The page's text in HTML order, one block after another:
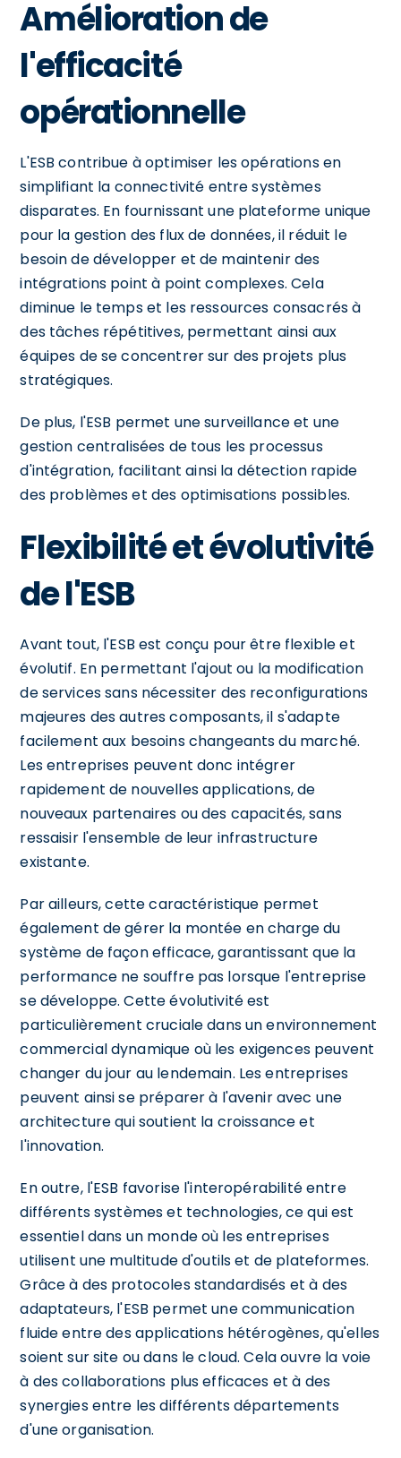
Amélioration de
l'efficacité
opérationnelle
L'ESB contribue à optimiser les opérations en
simplifiant la connectivité entre systèmes
disparates. En fournissant une plateforme unique
pour la gestion des flux de données, il réduit le
besoin de développer et de maintenir des
intégrations point à point complexes. Cela
diminue le temps et les ressources consacrés à
des tâches répétitives, permettant ainsi aux
équipes de se concentrer sur des projets plus
stratégiques.
De plus, l'ESB permet une surveillance et une
gestion centralisées de tous les processus
d'intégration, facilitant ainsi la détection rapide
des problèmes et des optimisations possibles.
Flexibilité et évolutivité
de l'ESB
Avant tout, l'ESB est conçu pour être flexible et
évolutif. En permettant l'ajout ou la modification
de services sans nécessiter des reconfigurations
majeures des autres composants, il s'adapte
facilement aux besoins changeants du marché.
Les entreprises peuvent donc intégrer
rapidement de nouvelles applications, de
nouveaux partenaires ou des capacités, sans
ressaisir l'ensemble de leur infrastructure
existante.
Par ailleurs, cette caractéristique permet
également de gérer la montée en charge du
système de façon efficace, garantissant que la
performance ne souffre pas lorsque l'entreprise
se développe. Cette évolutivité est
particulièrement cruciale dans un environnement
commercial dynamique où les exigences peuvent
changer du jour au lendemain. Les entreprises
peuvent ainsi se préparer à l'avenir avec une
architecture qui soutient la croissance et
l'innovation.
En outre, l'ESB favorise l'interopérabilité entre
différents systèmes et technologies, ce qui est
essentiel dans un monde où les entreprises
utilisent une multitude d'outils et de plateformes.
Grâce à des protocoles standardisés et à des
adaptateurs, l'ESB permet une communication
fluide entre des applications hétérogènes, qu'elles
soient sur site ou dans le cloud. Cela ouvre la voie
à des collaborations plus efficaces et à des
synergies entre les différents départements
d'une organisation.